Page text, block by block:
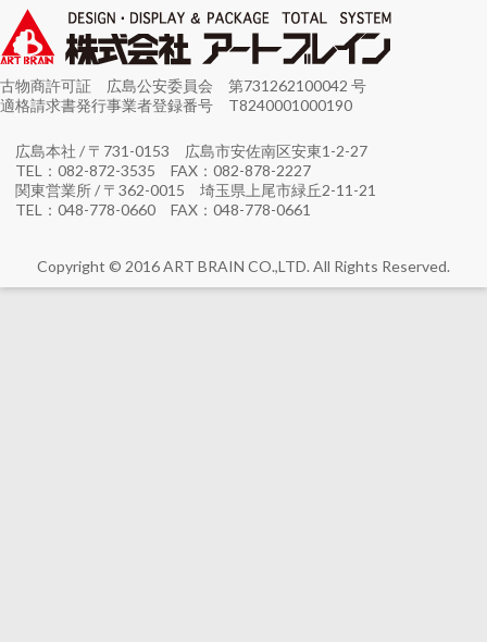
古物商許可証 広島公安委員会 第731262100042 号
適格請求書発行事業者登録番号 T8240001000190
広島本社 / 〒731-0153 広島市安佐南区安東1-2-27
TEL：082-872-3535 FAX：082-878-2227
関東営業所 / 〒362-0015 埼玉県上尾市緑丘2-11-21
TEL：048-778-0660 FAX：048-778-0661
Copyright © 2016 ART BRAIN CO.,LTD. All Rights Reserved.